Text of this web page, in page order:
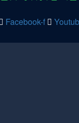
Facebook-f